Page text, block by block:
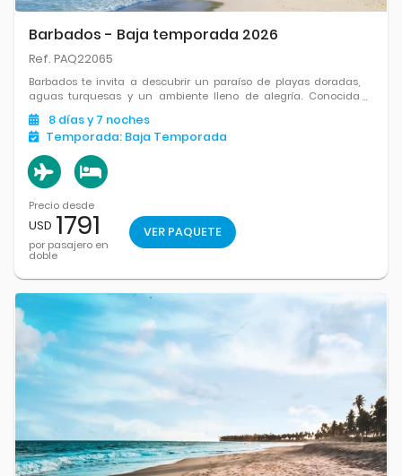
Barbados - Baja temporada 2026
Ref. PAQ22065
Barbados te invita a descubrir un paraíso de playas doradas,
aguas turquesas y un ambiente lleno de alegría. Conocida
como “La isla de la sonrisa eterna”, combina belleza natural,
ritmo caribeño y hospitalidad sin igual.
8 díasy 7 noches
Temporada: Baja Temporada
Precio desde
USD 1791
por pasajero en
doble
VER PAQUETE